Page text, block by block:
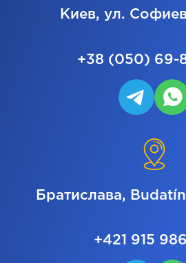
Киев, ул.
+38 (050) 69-
Братислава,
+421 915